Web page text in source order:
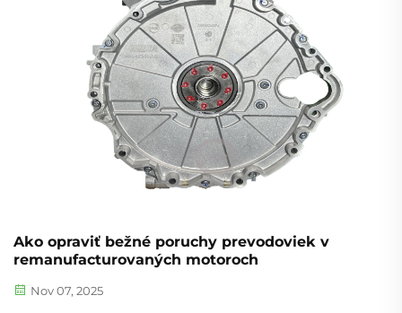
Ako opraviť bežné poruchy prevodoviek v
remanufacturovaných motoroch
Nov 07, 2025